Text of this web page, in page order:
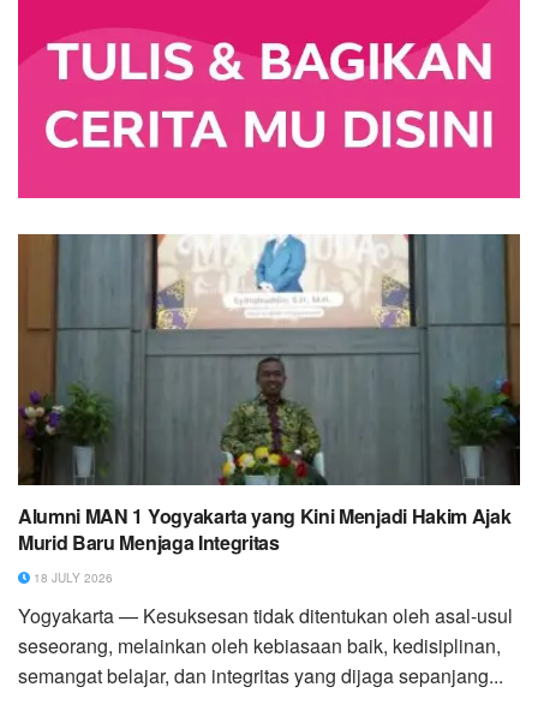
Alumni MAN 1 Yogyakarta yang Kini Menjadi Hakim Ajak
Murid Baru Menjaga Integritas
18 JULY 2026
Yogyakarta — Kesuksesan tidak ditentukan oleh asal-usul
seseorang, melainkan oleh kebiasaan baik, kedisiplinan,
semangat belajar, dan integritas yang dijaga sepanjang...